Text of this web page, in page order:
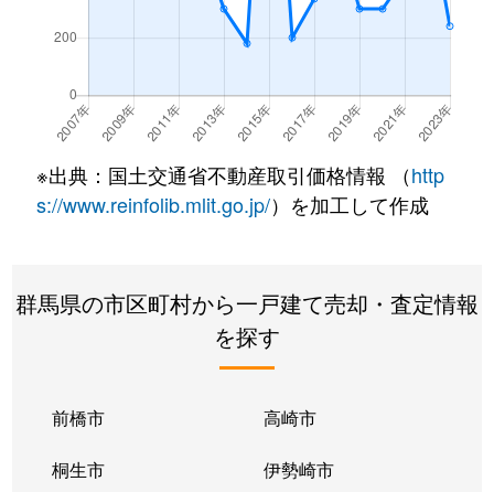
※出典：国土交通省不動産取引価格情報 （http
s://www.reinfolib.mlit.go.jp/）を加工して作成
群馬県の市区町村から一戸建て売却・査定情報
を探す
前橋市 高崎市
桐生市 伊勢崎市